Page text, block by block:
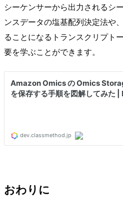
シーケンサーから出力されるシ
ンスデータの塩基配列決定法や
ることになるトランスクリプト
要を学ぶことができます。
おわりに